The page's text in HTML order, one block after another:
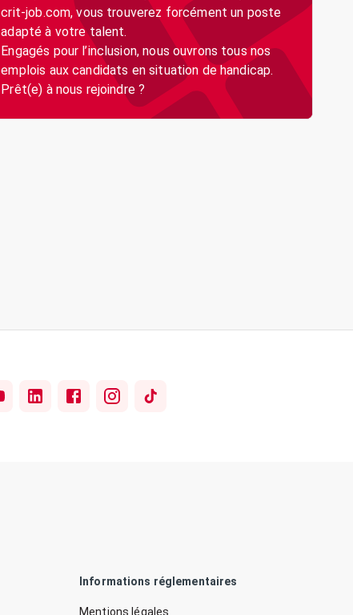
crit-job.com, vous trouverez forcément un poste
adapté à votre talent.
Engagés pour l’inclusion, nous ouvrons tous nos
emplois aux candidats en situation de handicap.
Informations réglementaires
Mentions légales